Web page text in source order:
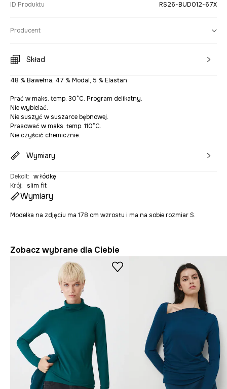
ID Produktu RS26-BUD012-67X
Producent
Skład
48 % Bawełna, 47 % Modal, 5 % Elastan
Prać w maks. temp. 30°C. Program delikatny.
Nie wybielać.
Nie suszyć w suszarce bębnowej.
Prasować w maks. temp. 110°C.
Nie czyścić chemicznie.
Wymiary
Dekolt: w łódkę
Krój: slim fit
Wymiary
Modelka na zdjęciu ma 178 cm wzrostu i ma na sobie rozmiar S.
Zobacz wybrane dla Ciebie